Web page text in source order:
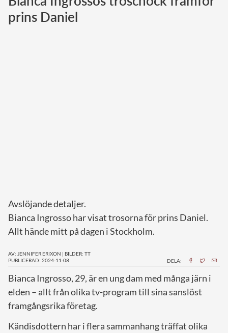
prins Daniel
Avslöjande detaljer.
Bianca Ingrosso har visat trosorna för prins Daniel.
Allt hände mitt på dagen i Stockholm.
AV: JENNIFER ERIXON | BILDER: TT
PUBLICERAD: 2024-11-08
DELA:
Bianca Ingrosso, 29, är en ung dam med många järn i
elden – allt från olika tv-program till sina sanslöst
framgångsrika företag.
Kändisdottern har i flera sammanhang träffat olika